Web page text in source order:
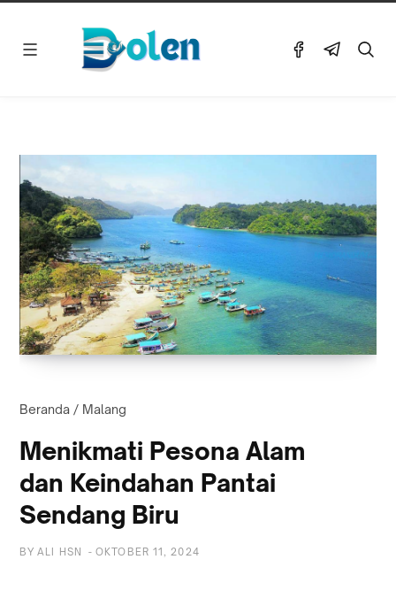
Beranda / Malang
Menikmati Pesona Alam
dan Keindahan Pantai
Sendang Biru
BY ALI HSN - OKTOBER 11, 2024